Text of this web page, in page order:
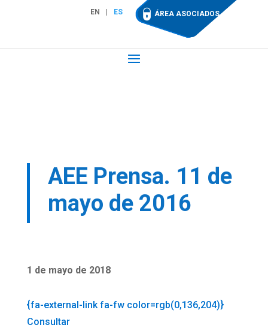
EN ES ÁREA ASOCIADOS
AEE Prensa. 11 de
mayo de 2016
1 de mayo de 2018
{fa-external-link fa-fw color=rgb(0,136,204)}
Consultar